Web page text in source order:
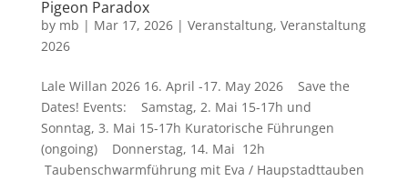
Pigeon Paradox
by mb | Mar 17, 2026| Veranstaltung, Veranstaltung
2026
Lale Willan 2026 16. April -17. May 2026 Save the
Dates! Events: Samstag, 2. Mai 15-17h und
Sonntag, 3. Mai 15-17h Kuratorische Führungen
(ongoing) Donnerstag, 14. Mai 12h
Taubenschwarmführung mit Eva / Haupstadttauben